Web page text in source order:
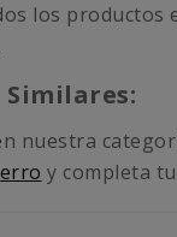
los productos
Similares:
nuestra
y completa